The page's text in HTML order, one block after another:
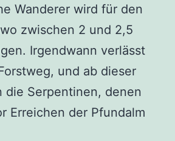
Wanderer wird für den
zwischen 2 und 2,5
Irgendwann verlässt
und ab dieser
die Serpentinen, denen
Erreichen der Pfundalm